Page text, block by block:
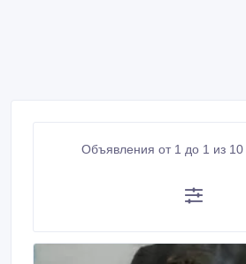
Объявления от 1 до 1 из 10